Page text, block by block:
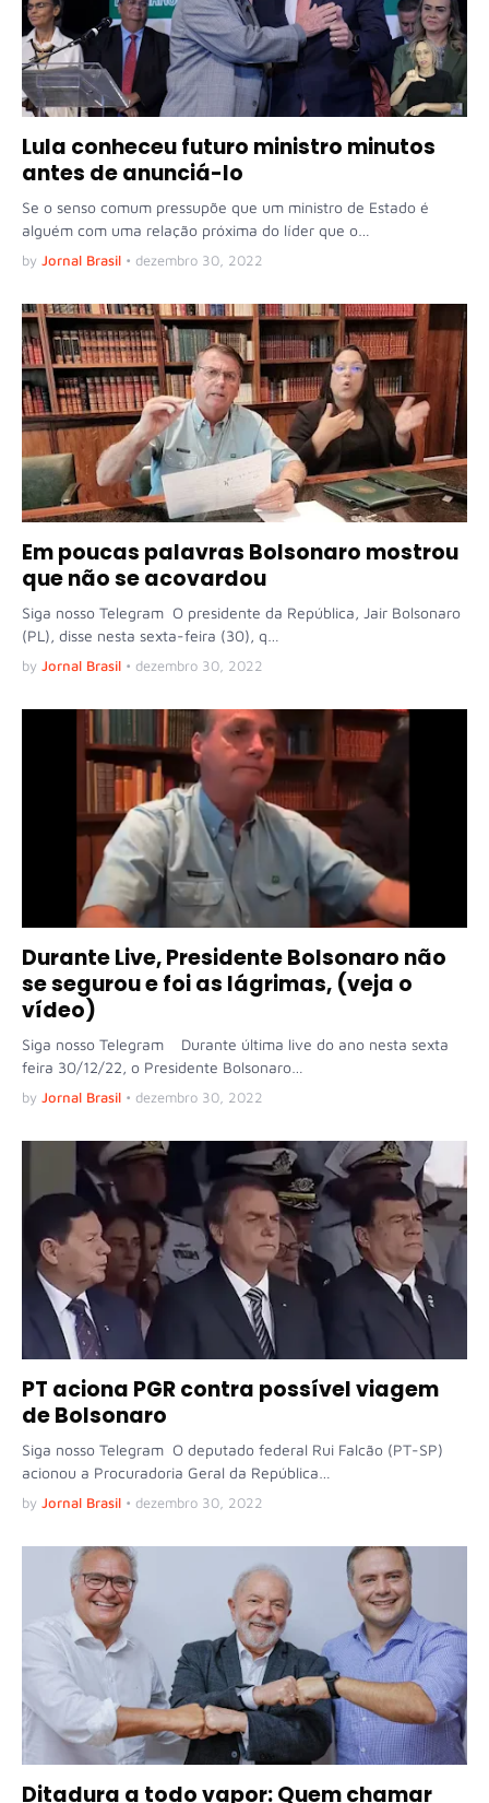
Lula conheceu futuro ministro minutos
antes de anunciá-lo
Se o senso comum pressupõe que um ministro de Estado é
alguém com uma relação próxima do líder que o…
by Jornal Brasil • dezembro 30, 2022
Em poucas palavras Bolsonaro mostrou
que não se acovardou
Siga nosso Telegram O presidente da República, Jair Bolsonaro
(PL), disse nesta sexta-feira (30), q…
by Jornal Brasil • dezembro 30, 2022
Durante Live, Presidente Bolsonaro não
se segurou e foi as lágrimas, (veja o
vídeo)
Siga nosso Telegram Durante última live do ano nesta sexta
feira 30/12/22, o Presidente Bolsonaro…
by Jornal Brasil • dezembro 30, 2022
PT aciona PGR contra possível viagem
de Bolsonaro
Siga nosso Telegram O deputado federal Rui Falcão (PT-SP)
acionou a Procuradoria Geral da República…
by Jornal Brasil • dezembro 30, 2022
Ditadura a todo vapor: Quem chamar